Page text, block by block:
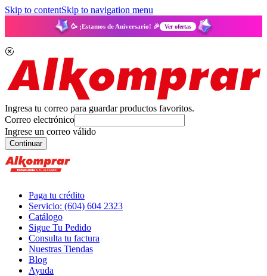
Skip to contentSkip to navigation menu
🥳 ¡Estamos de Aniversario! 🎉 Ver ofertas
Ingresa tu correo para guardar productos favoritos.
Correo electrónico
Ingrese un correo válido
Continuar
Paga tu crédito
Servicio: (604) 604 2323
Catálogo
Sigue Tu Pedido
Consulta tu factura
Nuestras Tiendas
Blog
Ayuda